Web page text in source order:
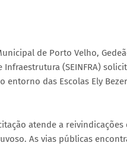
de Porto Velho,
(SEINFRA)
das Escolas Ely
atende a
As vias públicas